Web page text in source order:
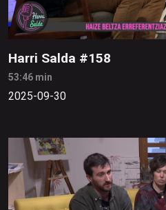
Harri Salda #158
53:46 min
2025-09-30